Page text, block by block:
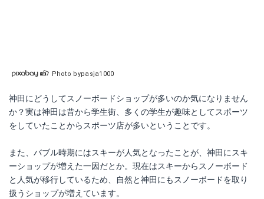
Photo bypasja1000
神田にどうしてスノーボードショップが多いのか気になりません
か？実は神田は昔から学生街、多くの学生が趣味としてスポーツ
をしていたことからスポーツ店が多いということです。
また、バブル時期にはスキーが人気となったことが、神田にスキ
ーショップが増えた一因だとか。現在はスキーからスノーボード
と人気が移行しているため、自然と神田にもスノーボードを取り
扱うショップが増えています。